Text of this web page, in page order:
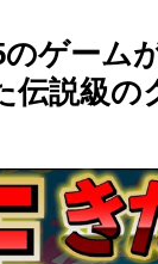
ゲーム
伝説級の